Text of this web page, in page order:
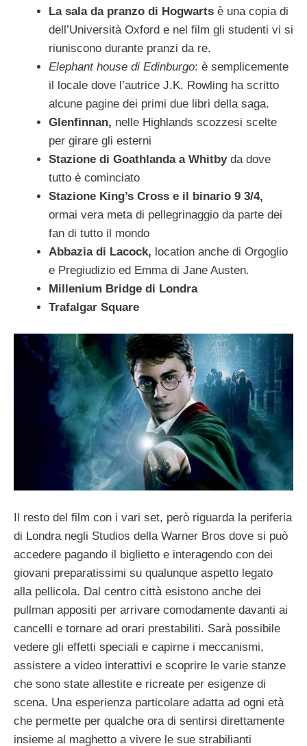
La sala da pranzo di Hogwarts è una copia di
dell’Università Oxford e nel film gli studenti vi si
riuniscono durante pranzi da re.
Elephant house di Edinburgo: è semplicemente
il locale dove l’autrice J.K. Rowling ha scritto
alcune pagine dei primi due libri della saga.
Glenfinnan, nelle Highlands scozzesi scelte
per girare gli esterni
Stazione di Goathlanda a Whitbyda dove
tutto è cominciato
Stazione King’s Cross e il binario 9 3/4,
ormai vera meta di pellegrinaggio da parte dei
fan di tutto il mondo
Abbazia di Lacock, location anche di Orgoglio
e Pregiudizio ed Emma di Jane Austen.
Millenium Bridge di Londra
Trafalgar Square
Il resto del film con i vari set, però riguarda la periferia
di Londra negli Studios della Warner Bros dove si può
accedere pagando il biglietto e interagendo con dei
giovani preparatissimi su qualunque aspetto legato
alla pellicola. Dal centro città esistono anche dei
pullman appositi per arrivare comodamente davanti ai
cancelli e tornare ad orari prestabiliti. Sarà possibile
vedere gli effetti speciali e capirne i meccanismi,
assistere a video interattivi e scoprire le varie stanze
che sono state allestite e ricreate per esigenze di
scena. Una esperienza particolare adatta ad ogni età
che permette per qualche ora di sentirsi direttamente
insieme al maghetto a vivere le sue strabilianti